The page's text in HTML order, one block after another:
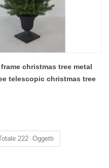
christmas tree metal
telescopic christmas tree
222 Oggetti